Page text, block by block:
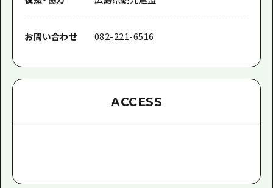
お問い合わせ 082-221-6516
ACCESS